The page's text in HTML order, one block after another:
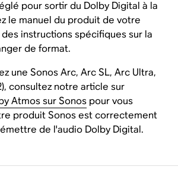
pour sortir du Dolby Digital à la
le manuel du produit de votre
instructions spécifiques sur la
de format.
une Sonos Arc, Arc SL, Arc Ultra,
consultez notre article sur
Atmos sur Sonos pour vous
produit Sonos est correctement
de l'audio Dolby Digital.